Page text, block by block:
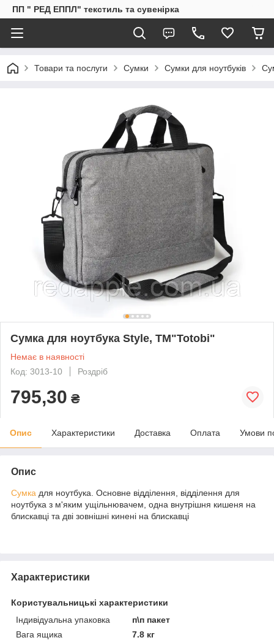
ПП " РЕД ЕППЛ" текстиль та сувенірка
Товари та послуги Сумки Сумки для ноутбуків
Сумка для ноутбука Style, ТМ"Totobi"
Немає в наявності
Код: 3013-10
Роздріб
795,30 ₴
Опис Характеристики Доставка Оплата Умови
Опис
Сумка для ноутбука. Основне відділення, відділення для
ноутбука з м'яким ущільнювачем, одна внутрішня кишеня на
блискавці та дві зовнішні кинені на блискавці
Характеристики
Користувальницькі характеристики
Індивідуальна упаковка
п\п пакет
Вага ящика
7.8 кг